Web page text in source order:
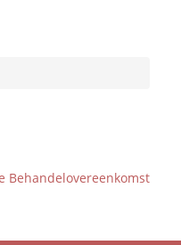
Behandelovereenkomst